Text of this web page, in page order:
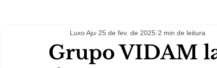
Grupo VIDAM
Luxo Aju 25 de fev. de 2025 2 min de leitura